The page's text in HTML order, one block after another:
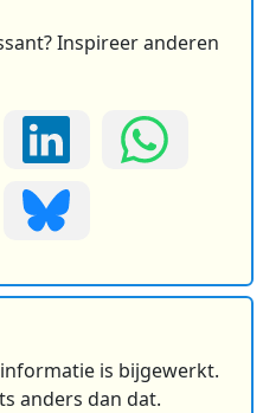
Inspireer anderen
is bijgewerkt.
anders dan dat.